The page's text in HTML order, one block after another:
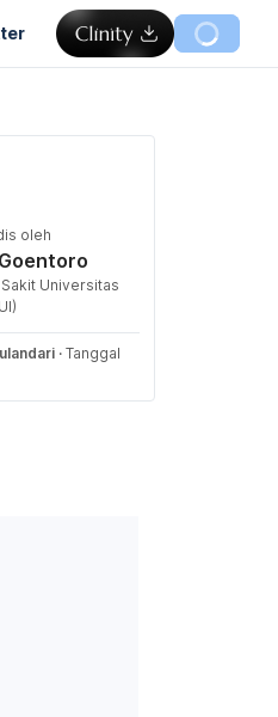
oleh
Universitas
· Tanggal